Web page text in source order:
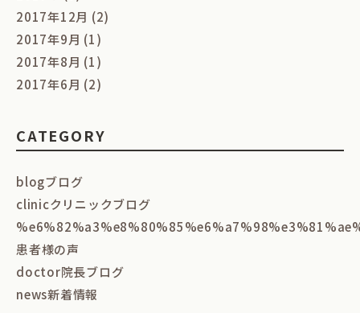
2017年12月 (2)
2017年9月 (1)
2017年8月 (1)
2017年6月 (2)
CATEGORY
blogブログ
clinicクリニックブログ
患者様の声
doctor院長ブログ
news新着情報